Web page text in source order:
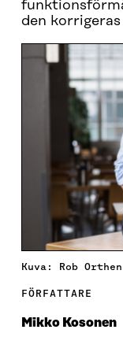
den
Kuva: Rob Orthen
FÖRFATTARE
Mikko Kosonen